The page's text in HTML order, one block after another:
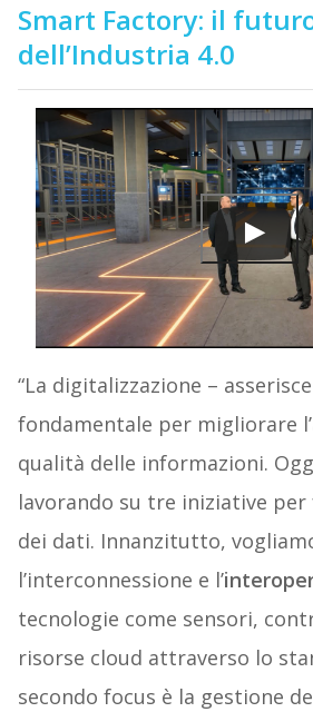
Smart Factory: il
dell’Industria 4.0
“La digitalizzazione –
fondamentale per migliorare
qualità delle informazioni.
lavorando su tre iniziative per
dei dati. Innanzitutto,
l’interconnessione e l’
tecnologie come sensori,
risorse cloud attraverso lo
secondo focus è la gestione